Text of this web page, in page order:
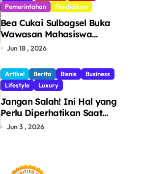
Pemerintahan
Pendidikan
Bea Cukai Sulbagsel Buka
Wawasan Mahasiswa
Politeknik Bosowa tentang
dan Pencegahan Barang
Ilegal
Jun 18 , 2026
Artikel Berita Bisnis
Business
Lifestyle
Luxury
Jangan Salah! Ini Hal yang
Perlu Diperhatikan Saat
Pasang Big Slab
Jun 3 , 2026